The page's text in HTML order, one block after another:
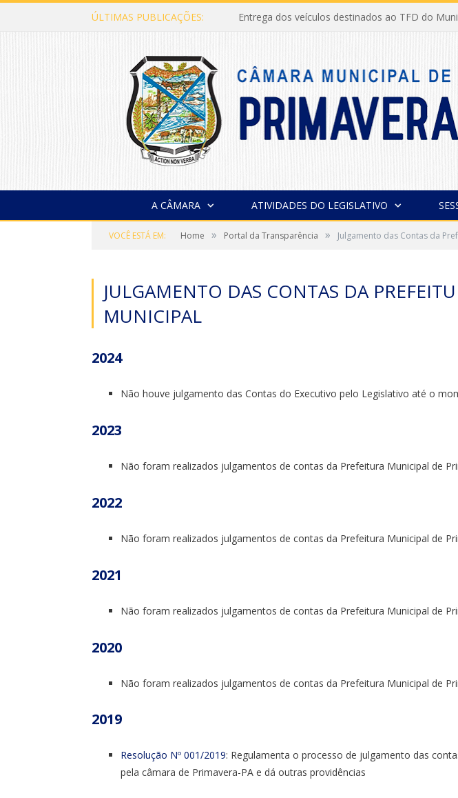
ÚLTIMAS PUBLICAÇÕES: Entrega dos veículos destinados ao TFD do
A CÂMARA ATIVIDADES DO LEGISLATIVO
VOCÊ ESTÁ EM: Home » Portal da Transparência » Julgamento das Contas da
JULGAMENTO DAS CONTAS DA
MUNICIPAL
2024
Não houve julgamento das Contas do Executivo pelo Legislativo até o
2023
Não foram realizados julgamentos de contas da Prefeitura Municipal de
2022
Não foram realizados julgamentos de contas da Prefeitura Municipal de
2021
Não foram realizados julgamentos de contas da Prefeitura Municipal de
2020
Não foram realizados julgamentos de contas da Prefeitura Municipal de
2019
Resolução Nº 001/2019: Regulamenta o processo de julgamento das
pela câmara de Primavera-PA e dá outras providências